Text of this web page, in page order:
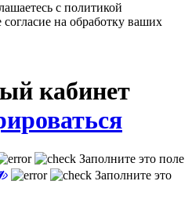
с политикой
на обработку ваших
кабинет
Заполните это поле
Заполните это